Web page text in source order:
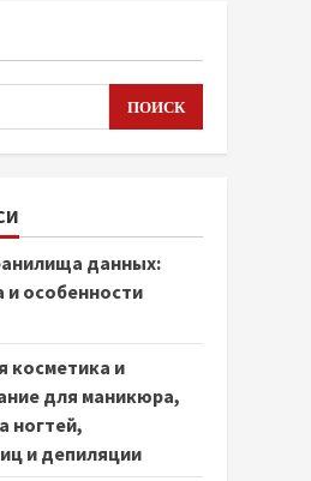
ПОИСК
данных:
и особенности
косметика и
для маникюра,
ногтей,
и депиляции